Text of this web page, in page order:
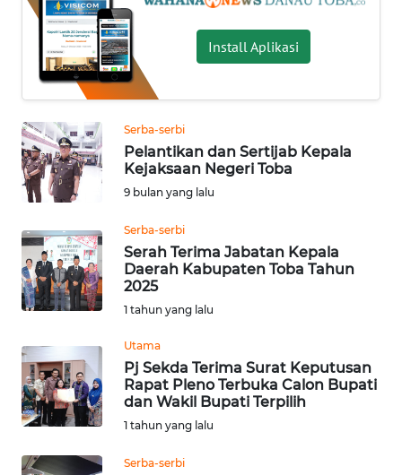
Install Aplikasi
Serba-serbi
Pelantikan dan Sertijab Kepala
Kejaksaan Negeri Toba
9 bulan yang lalu
Serba-serbi
Serah Terima Jabatan Kepala
Daerah Kabupaten Toba Tahun
2025
1 tahun yang lalu
Utama
Pj Sekda Terima Surat Keputusan
Rapat Pleno Terbuka Calon Bupati
dan Wakil Bupati Terpilih
1 tahun yang lalu
Serba-serbi
KHAS
SERBA-
SERBI
OPINI
Informasi
INDEKS
BERITA
KONTAK
INFO
IKLAN
KAMI